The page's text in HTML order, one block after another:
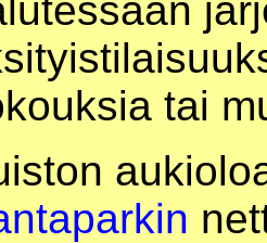
tai